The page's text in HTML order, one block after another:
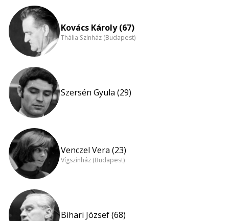
Kovács Károly (67)
Thália Színház (Budapest)
Szersén Gyula (29)
Venczel Vera (23)
Vígszínház (Budapest)
Bihari József (68)